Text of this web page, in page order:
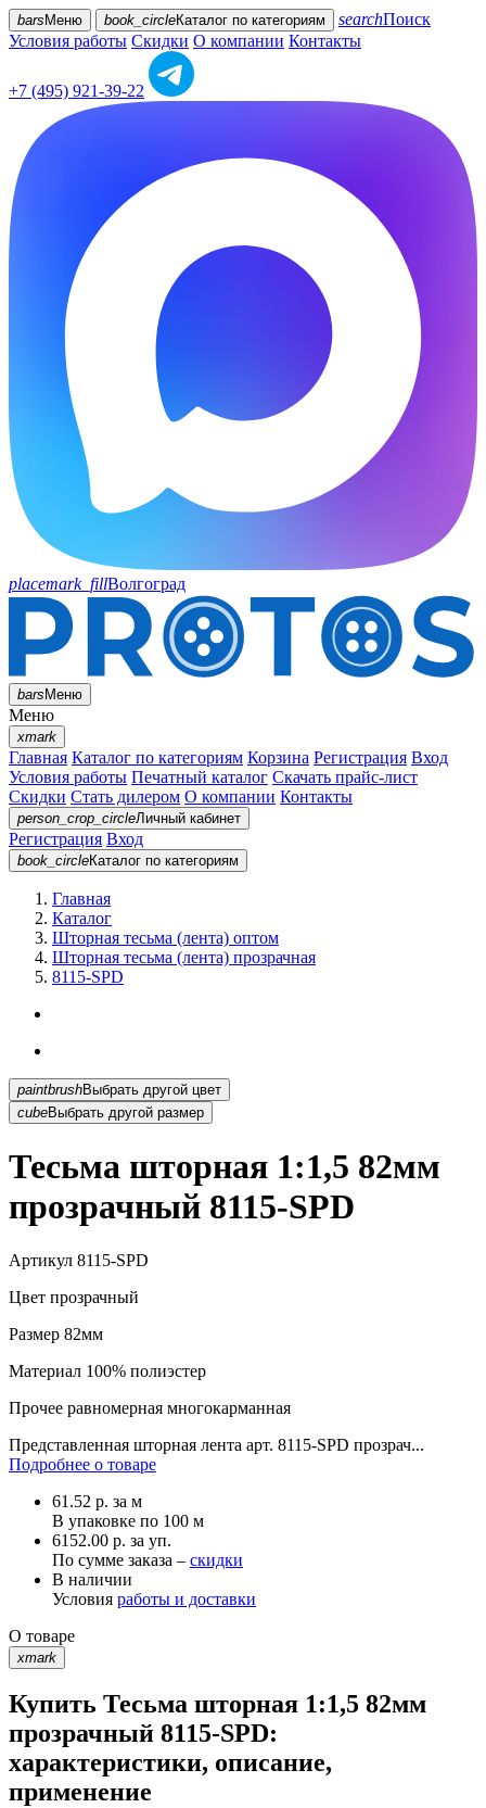
bars Меню book_circleКаталог по категориям searchПоиск
Условия работы Скидки О компании Контакты
+7 (495) 921-39-22
placemark_fillВолгоград
barsМеню
Меню
xmark
Главная Каталог по категориям Корзина Регистрация Вход
Условия работы Печатный каталог Скачать прайс-лист
Скидки Стать дилером О компании Контакты
person_crop_circleЛичный кабинет
Регистрация Вход
book_circleКаталог по категориям
Главная
Каталог
Шторная тесьма (лента) оптом
Шторная тесьма (лента) прозрачная
8115-SPD
paintbrush
Выбрать другой цвет
cubeВыбрать другой размер
Тесьма шторная 1:1,5 82мм
прозрачный 8115-SPD
Артикул 8115-SPD
Цвет прозрачный
Размер 82мм
Материал 100% полиэстер
Прочее равномерная многокарманная
Представленная шторная лента арт. 8115-SPD прозрач...
Подробнее о товаре
61.52 р. за м
В упаковке по 100 м
6152.00 р. за уп.
По сумме заказа – скидки
В наличии
Условия работы и доставки
О товаре
xmark
Купить Тесьма шторная 1:1,5 82мм
прозрачный 8115-SPD:
характеристики, описание,
применение